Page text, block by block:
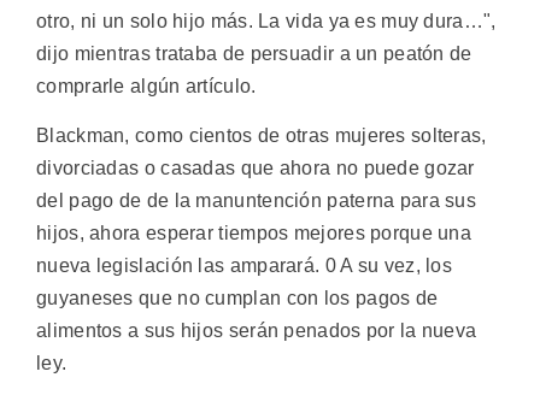
otro, ni un solo hijo más. La vida ya es muy dura…",
dijo mientras trataba de persuadir a un peatón de
comprarle algún artículo.
Blackman, como cientos de otras mujeres solteras,
divorciadas o casadas que ahora no puede gozar
del pago de de la manuntención paterna para sus
hijos, ahora esperar tiempos mejores porque una
nueva legislación las amparará. 0 A su vez, los
guyaneses que no cumplan con los pagos de
alimentos a sus hijos serán penados por la nueva
ley.